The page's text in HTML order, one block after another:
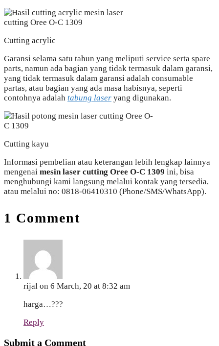
Cutting acrylic
Garansi selama satu tahun yang meliputi service serta spare
parts, namun ada bagian yang tidak termasuk dalam garansi,
yang tidak termasuk dalam garansi adalah consumable
partas, atau bagian yang ada masa habisnya, seperti
contohnya adalah tabung laser yang digunakan.
Cutting kayu
Informasi pembelian atau keterangan lebih lengkap lainnya
mengenai mesin laser cutting Oree O-C 1309 ini, bisa
menghubungi kami langsung melalui kontak yang tersedia,
atau melalui no: 0818-06410310 (Phone/SMS/WhatsApp).
1 Comment
rijal on 6 March, 20 at 8:32 am
harga…???
Reply
Submit a Comment